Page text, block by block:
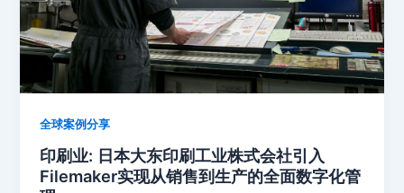
全球案例分享
印刷业: 日本大东印刷工业株式会社引入
Filemaker实现从销售到生产的全面数字化管